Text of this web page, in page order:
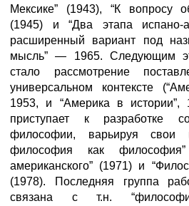
Мексике” (1943), “К вопросу
(1945) и “Два этапа испано-
расширенный вариант под
мысль” — 1965. Следующим
стало рассмотрение
универсальном контексте
1953, и “Америка в истории”,
приступает к разработке
философии, варьируя
философия как
американского” (1971) и
(1978). Последняя группа
связана с т.н.